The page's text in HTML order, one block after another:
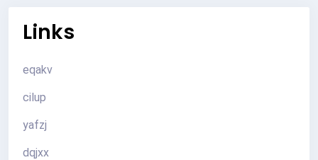
Links
eqakv
cilup
yafzj
dqjxx